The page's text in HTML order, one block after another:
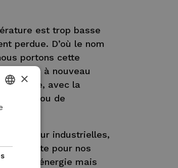
est trop basse
perdue. D’où le nom
portons cette
rendons à nouveau
exemple, avec la
ou de
à chaleur industrielles,
et verte pour nos
de l’énergie mais
×